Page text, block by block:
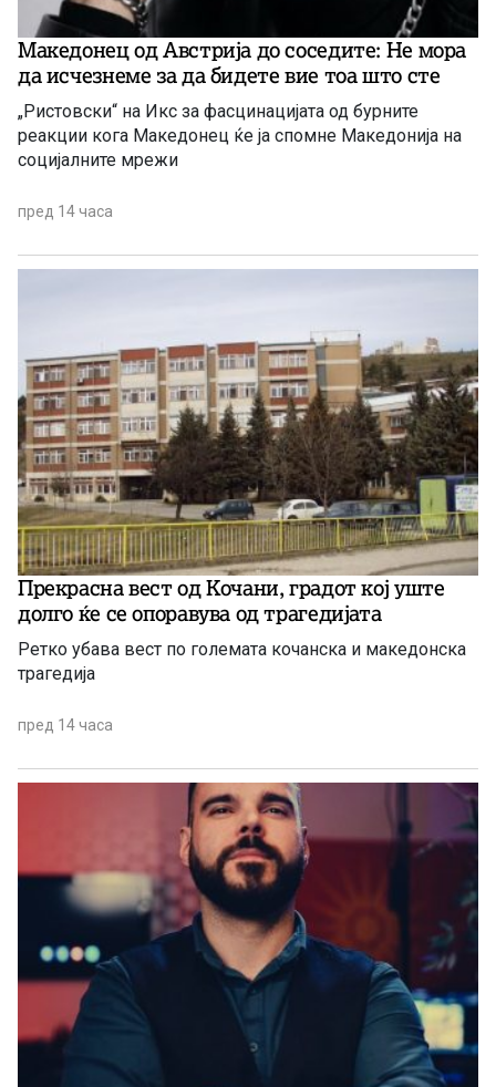
Македонец од Австрија до соседите: Не мора
да исчезнеме за да бидете вие ​​тоа што сте
„Ристовски“ на Икс за фасцинацијата од бурните
реакции кога Македонец ќе ја спомне Македонија на
социјалните мрежи
пред 14 часа
Прекрасна вест од Кочани, градот кој уште
долго ќе се опоравува од трагедијата
Ретко убава вест по големата кочанска и македонска
трагедија
пред 14 часа